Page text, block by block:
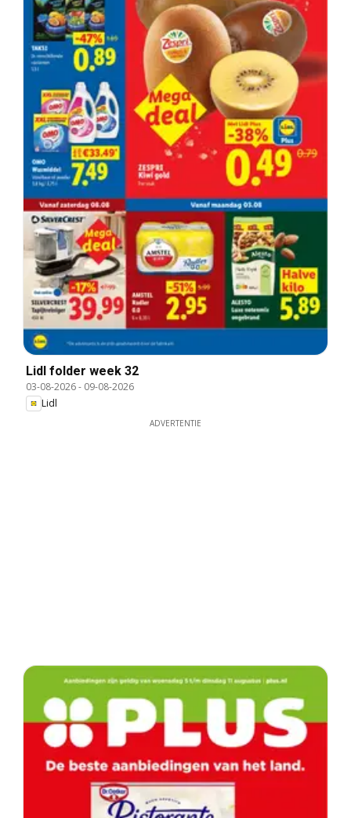
Lidl folder week 32
03-08-2026- 09-08-2026
Lidl
ADVERTENTIE